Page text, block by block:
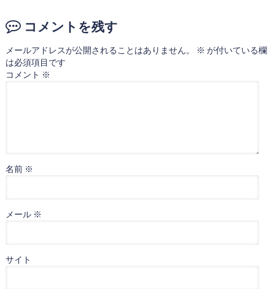
コメントを残す
メールアドレスが公開されることはありません。 ※ が付いている欄
は必須項目です
コメント ※
名前 ※
メール ※
サイト